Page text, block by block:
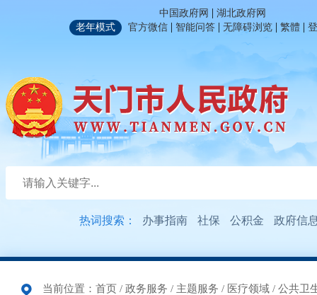
中国政府网 | 湖北政府网
老年模式
官方微信 | 智能问答 | 无障碍浏览 | 繁體 |
热词搜索： 办事指南 社保 公积金 政府信
当前位置： 首页 / 政务服务 / 主题服务 / 医疗领域 / 公共卫